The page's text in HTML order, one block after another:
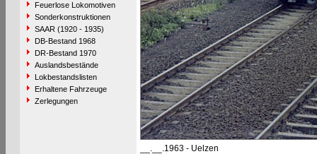
Feuerlose Lokomotiven
Sonderkonstruktionen
SAAR (1920 - 1935)
DB-Bestand 1968
DR-Bestand 1970
Auslandsbestände
Lokbestandslisten
Erhaltene Fahrzeuge
Zerlegungen
__.__.1963 - Uelzen